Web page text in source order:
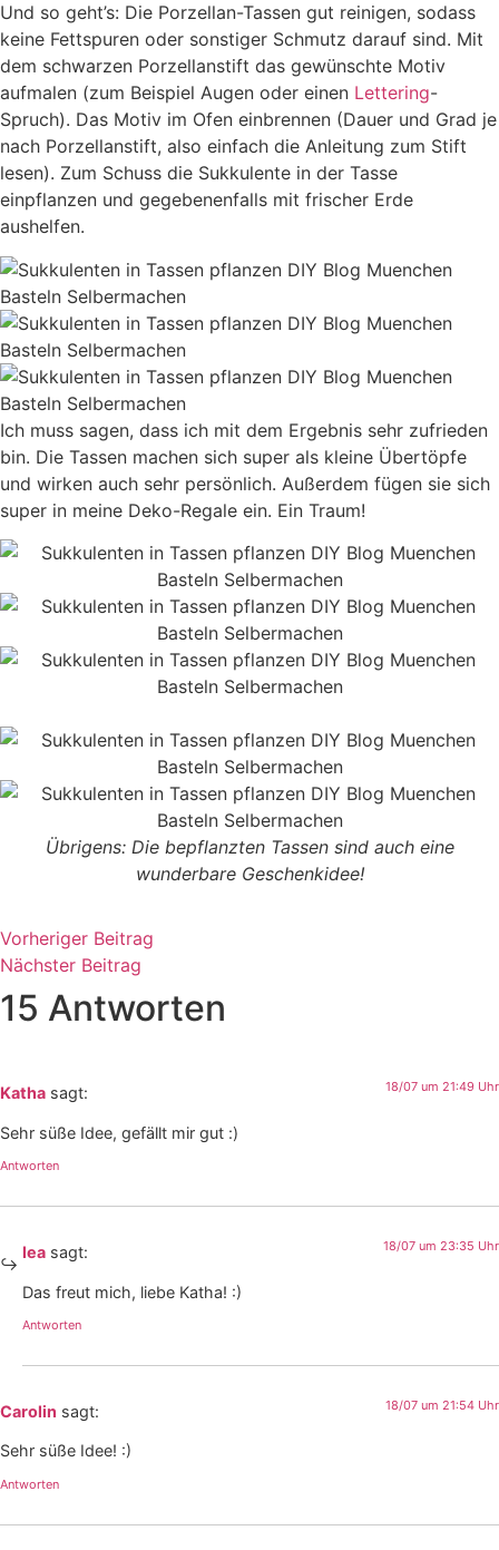
Und so geht’s: Die Porzellan-Tassen gut reinigen, sodass
keine Fettspuren oder sonstiger Schmutz darauf sind. Mit
dem schwarzen Porzellanstift das gewünschte Motiv
aufmalen (zum Beispiel Augen oder einen Lettering-
Spruch). Das Motiv im Ofen einbrennen (Dauer und Grad je
nach Porzellanstift, also einfach die Anleitung zum Stift
lesen). Zum Schuss die Sukkulente in der Tasse
einpflanzen und gegebenenfalls mit frischer Erde
aushelfen.
Ich muss sagen, dass ich mit dem Ergebnis sehr zufrieden
bin. Die Tassen machen sich super als kleine Übertöpfe
und wirken auch sehr persönlich. Außerdem fügen sie sich
super in meine Deko-Regale ein. Ein Traum!
Übrigens: Die bepflanzten Tassen sind auch eine
wunderbare Geschenkidee!
Vorheriger Beitrag
Nächster Beitrag
15 Antworten
Katha sagt: 18/07 um 21:49 Uhr
Sehr süße Idee, gefällt mir gut :)
Antworten
lea sagt: 18/07 um 23:35 Uhr
Das freut mich, liebe Katha! :)
Antworten
Carolin sagt: 18/07 um 21:54 Uhr
Sehr süße Idee! :)
Antworten